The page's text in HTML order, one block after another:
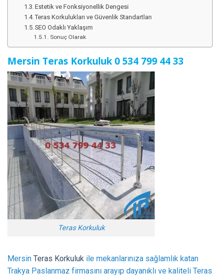
Estetik ve Fonksiyonellik Dengesi
Teras Korkulukları ve Güvenlik Standartları
SEO Odaklı Yaklaşım
Sonuç Olarak
Mersin Teras Korkuluk0 534 799 4433
Teras Korkuluk
Mersin Teras Korkuluk ile mekanlarınıza sağlamlık katan
Trakya Paslanmaz firmasını arayıp dayanıklı ve kaliteli Teras